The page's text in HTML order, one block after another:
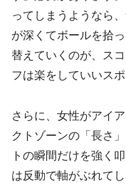
ってしまうようなら
が深くてボールを拾
替えていくのが、ス
フは楽をしていいス
さらに、女性がアイ
クトゾーンの「長さ
トの瞬間だけを強く
は反動で軸がぶれてし